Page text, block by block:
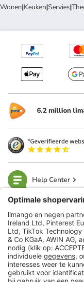
Wonen|Keuken|Servies|
6.2 million
Help Center
limango
Veilig winkelen
Klantenservice
Shop